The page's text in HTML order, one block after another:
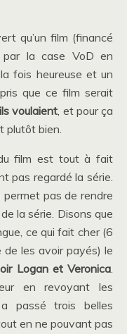
qu’un film (financé
la case VoD en
la fois heureuse et un
que ce film serait
voulaient, et pour ça
plutôt bien.
film est tout à fait
pas regardé la série.
permet pas de rendre
la série. Disons que
ce qui fait cher (6
de les avoir payés) le
Logan et Veronica.
en revoyant les
passé trois belles
en ne pouvant pas